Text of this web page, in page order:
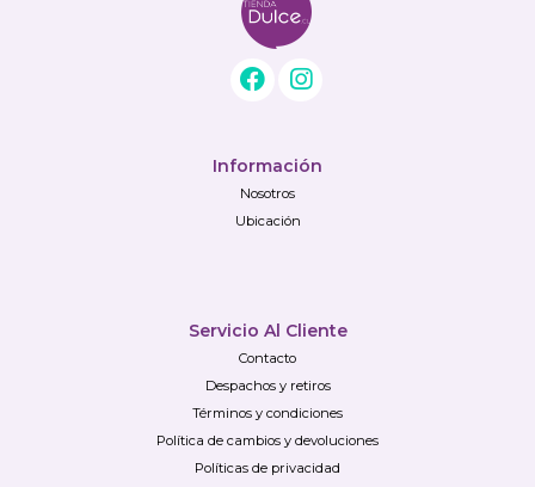
Información
Nosotros
Ubicación
Servicio Al Cliente
Contacto
Despachos y retiros
Términos y condiciones
Política de cambios y devoluciones
Políticas de privacidad